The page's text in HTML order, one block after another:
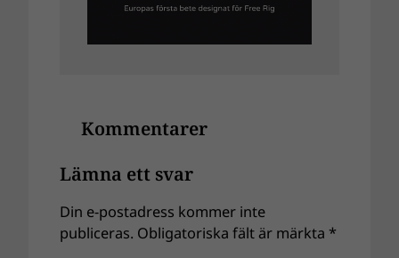
Kommentarer
Lämna ett svar
Din e-postadress kommer inte
publiceras. Obligatoriska fält är märkta *